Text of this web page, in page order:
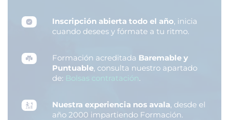
Inscripción abierta todo el año, inicia
cuando desees y fórmate a tu ritmo.
Formación acreditada Baremable y
Puntuable, consulta nuestro apartado
de: Bolsas contratación.
Nuestra experiencia nos avala, desde el
año 2000 impartiendo Formación.